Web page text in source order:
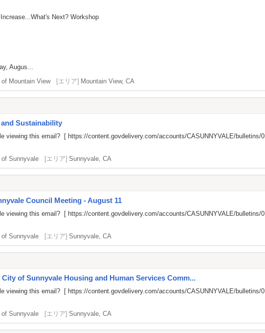
Increase...What's Next? Workshop
Augus...
Mountain View [エリア] Mountain View, CA
Sustainability
viewing this email? [ https://content.govdelivery.com/accounts/CASUNNYVALE/bulletins/0
Sunnyvale [エリア] Sunnyvale, CA
Council Meeting - August 11
viewing this email? [ https://content.govdelivery.com/accounts/CASUNNYVALE/bulletins/0
Sunnyvale [エリア] Sunnyvale, CA
City of Sunnyvale Housing and Human Services Comm...
viewing this email? [ https://content.govdelivery.com/accounts/CASUNNYVALE/bulletins/0
Sunnyvale [エリア] Sunnyvale, CA